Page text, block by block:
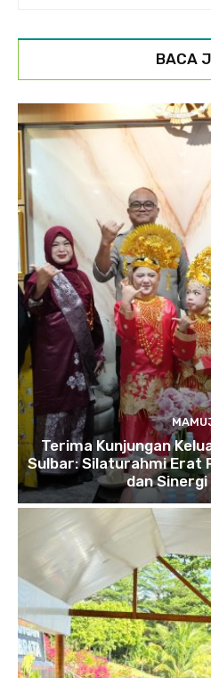
BACA
Terima Kunjungan
Sulbar: Silaturahmi Erat
dan Sinergi